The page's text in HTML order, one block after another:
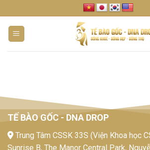
to
content
TẾ BÀO GỐC - DNA DROP
Trung Tâm CSSK 33S (Viện Khoa học
Sunrise B, The Manor Central Park,